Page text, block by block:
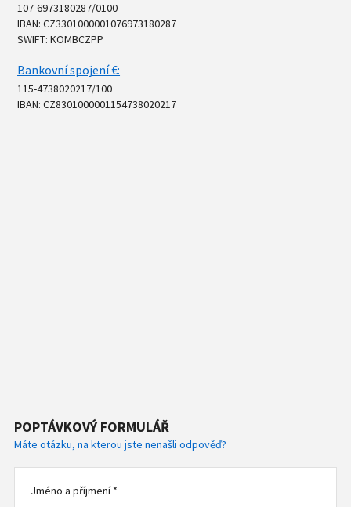
107-6973180287/0100
IBAN: CZ3301000001076973180287
SWIFT: KOMBCZPP
Bankovní spojení €:
115-4738020217/100
IBAN: CZ8301000001154738020217
POPTÁVKOVÝ FORMULÁŘ
Máte otázku, na kterou jste nenašli odpověď?
Jméno a příjmení *